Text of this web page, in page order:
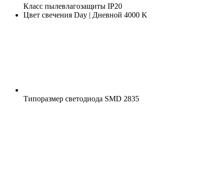
Класс пылевлагозащиты IP20
Цвет свечения Day | Дневной 4000 K
Типоразмер светодиода SMD 2835